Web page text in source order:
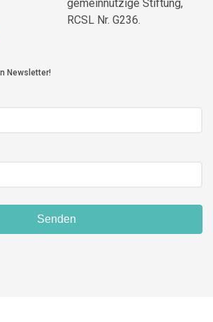
gemeinnützige Stiftung,
RCSL Nr. G236.
Newsletter!
Senden